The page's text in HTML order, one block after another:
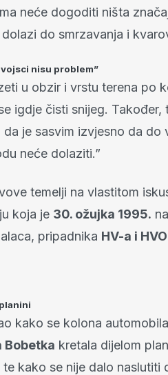
neće dogoditi ništa
do smrzavanja i
nisu problem”
u obzir i vrstu terena po
igdje čisti snijeg. Također,
je sasvim izvjesno da do
neće dolaziti.”
temelji na vlastitom
koja je 30. ožujka 1995.
pripadnika HV-a i
kako se kolona
Bobetka kretala dijelom
kako se nije dalo naslutiti